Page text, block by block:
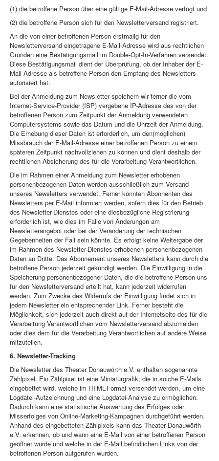
(1) die betroffene Person über eine gültige E-Mail-Adresse verfügt und
(2) die betroffene Person sich für den Newsletterversand registriert.
An die von einer betroffenen Person erstmalig für den
Newsletterversand eingetragene E-Mail-Adresse wird aus rechtlichen
Gründen eine Bestätigungsmail im Double-Opt-In-Verfahren versendet.
Diese Bestätigungsmail dient der Überprüfung, ob der Inhaber der E-
Mail-Adresse als betroffene Person den Empfang des Newsletters
autorisiert hat.
Bei der Anmeldung zum Newsletter speichern wir ferner die vom
Internet-Service-Provider (ISP) vergebene IP-Adresse des von der
betroffenen Person zum Zeitpunkt der Anmeldung verwendeten
Computersystems sowie das Datum und die Uhrzeit der Anmeldung.
Die Erhebung dieser Daten ist erforderlich, um den(möglichen)
Missbrauch der E-Mail-Adresse einer betroffenen Person zu einem
späteren Zeitpunkt nachvollziehen zu können und dient deshalb der
rechtlichen Absicherung des für die Verarbeitung Verantwortlichen.
Die im Rahmen einer Anmeldung zum Newsletter erhobenen
personenbezogenen Daten werden ausschließlich zum Versand
unseres Newsletters verwendet. Ferner könnten Abonnenten des
Newsletters per E-Mail informiert werden, sofern dies für den Betrieb
des Newsletter-Dienstes oder eine diesbezügliche Registrierung
erforderlich ist, wie dies im Falle von Änderungen am
Newsletterangebot oder bei der Veränderung der technischen
Gegebenheiten der Fall sein könnte. Es erfolgt keine Weitergabe der
im Rahmen des Newsletter-Dienstes erhobenen personenbezogenen
Daten an Dritte. Das Abonnement unseres Newsletters kann durch die
betroffene Person jederzeit gekündigt werden. Die Einwilligung in die
Speicherung personenbezogener Daten, die die betroffene Person uns
für den Newsletterversand erteilt hat, kann jederzeit widerrufen
werden. Zum Zwecke des Widerrufs der Einwilligung findet sich in
jedem Newsletter ein entsprechender Link. Ferner besteht die
Möglichkeit, sich jederzeit auch direkt auf der Internetseite des für die
Verarbeitung Verantwortlichen vom Newsletterversand abzumelden
oder dies dem für die Verarbeitung Verantwortlichen auf andere Weise
mitzuteilen.
6. Newsletter-Tracking
Die Newsletter des Theater Donauwörth e.V. enthalten sogenannte
Zählpixel. Ein Zählpixel ist eine Miniaturgrafik, die in solche E-Mails
eingebettet wird, welche im HTML-Format versendet werden, um eine
Logdatei-Aufzeichnung und eine Logdatei-Analyse zu ermöglichen.
Dadurch kann eine statistische Auswertung des Erfolges oder
Misserfolges von Online-Marketing-Kampagnen durchgeführt werden.
Anhand des eingebetteten Zählpixels kann das Theater Donauwörth
e.V. erkennen, ob und wann eine E-Mail von einer betroffenen Person
geöffnet wurde und welche in der E-Mail befindlichen Links von der
betroffenen Person aufgerufen wurden.